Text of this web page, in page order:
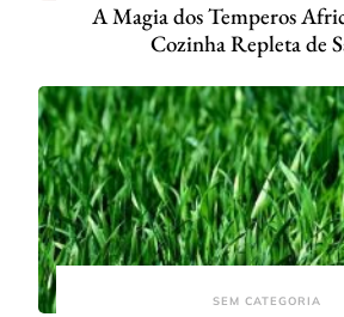
A Magia dos Temperos
Cozinha Repleta de
SEM CATEGORIA